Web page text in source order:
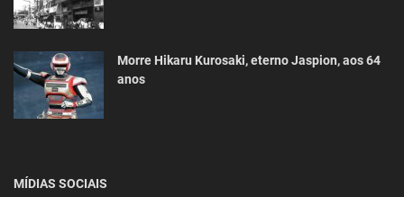
Morre Hikaru Kurosaki, eterno Jaspion, aos 64
anos
MÍDIAS SOCIAIS